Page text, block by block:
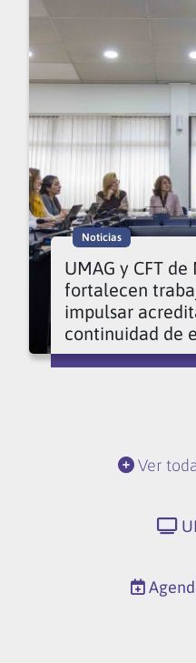
Noticias
UMAG y CFT
fortalecen
impulsar
continuidad de
Ver